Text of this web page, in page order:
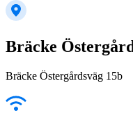
Bräcke Östergård
Bräcke Östergårdsväg 15b